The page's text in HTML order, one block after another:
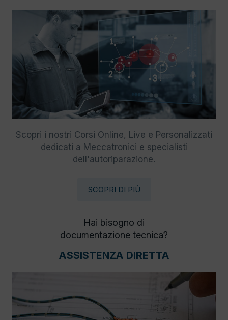
Scopri i nostri Corsi Online, Live e Personalizzati
dedicati a Meccatronici e specialisti
dell'autoriparazione.
SCOPRI DI PIÙ
Hai bisogno di
documentazione tecnica?
ASSISTENZA DIRETTA